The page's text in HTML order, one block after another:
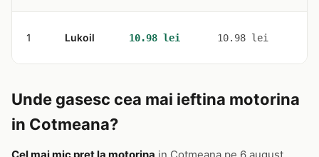
1 Lukoil 10.98 lei 10.98 lei
Unde gasesc cea mai ieftina motorina
in Cotmeana?